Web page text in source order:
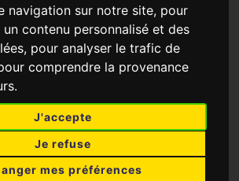
navigation sur notre site, pour
contenu personnalisé et des
pour analyser le trafic de
comprendre la provenance
J'accepte
Je refuse
mes préférences
Avesnois Handball vs Metz Handball
HANDBALL
15 42